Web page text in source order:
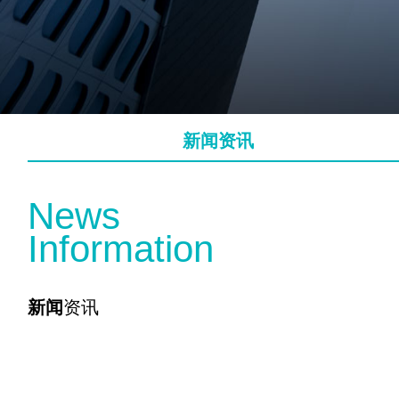
新闻资讯
News
Information
新闻资讯